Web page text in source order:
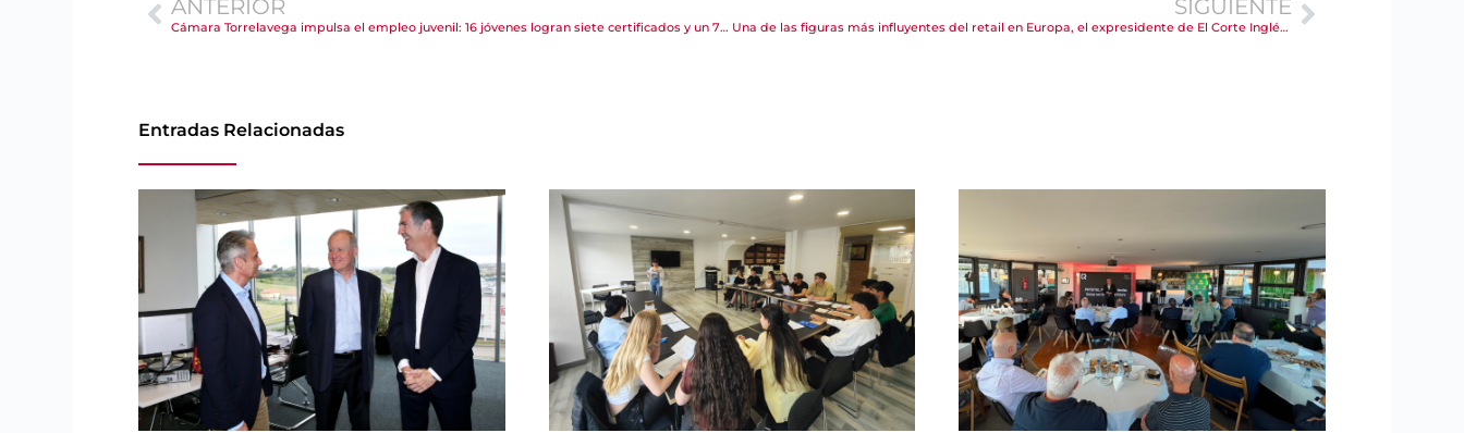
ANTERIOR
Cámara Torrelavega impulsa el empleo juvenil: 16 jóvenes logran siete certificados y un 70 % de inserción laboral
SIGUIENTE
Una de las figuras más influyentes del retail en Europa, el expresidente de El Corte Inglés, Dimas Gimeno, analizará en Torrelavega el futuro del sector
Entradas Relacionadas